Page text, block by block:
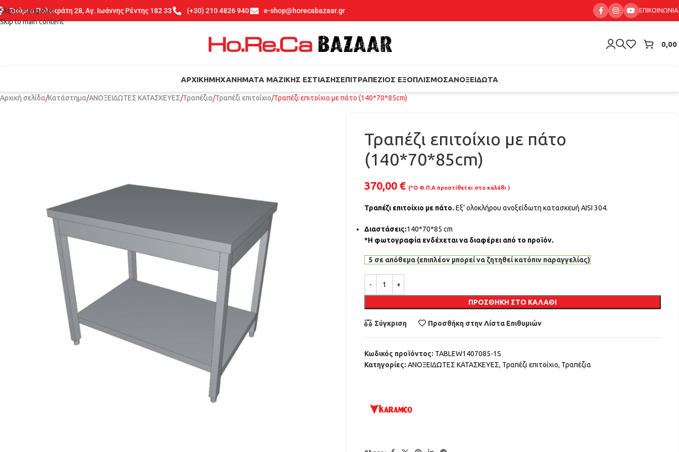
Skip to navigation
Skip to main content
Σπύρου Πολυκράτη 28, Αγ. Ιωάννης Ρέντης 182 33 (+30) 210 4826 940 e-shop@horecabazaar.gr ΕΠΙΚΟΙΝΩΝΊΑ
0,00
ΑΡΧΙΚΉΜΗΧΑΝΉΜΑΤΑ ΜΑΖΙΚΉΣ ΕΣΤΊΑΣΗΣΕΠΙΤΡΑΠΈΖΙΟΣ ΕΞΟΠΛΙΣΜΌΣΑΝΟΞΕΊΔΩΤΑ
Αρχική σελίδα Κατάστημα ΑΝΟΞΕΙΔΩΤΕΣ ΚΑΤΑΣΚΕΥΕΣ Τραπέζια Τραπέζι επιτοίχιο Τραπέζι επιτοίχιο με πάτο (140*70*85cm)
Τραπέζι επιτοίχιο με πάτο
(140*70*85cm)
370,00€ (*Ο Φ.Π.Α προστίθεται στο καλάθι )
Τραπέζι επιτοίχιο με πάτο. Εξ’ ολοκλήρου ανοξείδωτη κατασκευή AISI 304.
Διαστάσεις:140*70*85 cm
*Η φωτογραφία ενδέχεται να διαφέρει από το προϊόν.
5 σε απόθεμα (επιπλέον μπορεί να ζητηθεί κατόπιν παραγγελίας)
ΠΡΟΣΘΉΚΗ ΣΤΟ ΚΑΛΆΘΙ
Σύγκριση Προσθήκη στην Λίστα Επιθυμιών
Κωδικός προϊόντος: TABLEW1407085-1S
Κατηγορίες: ΑΝΟΞΕΙΔΩΤΕΣ ΚΑΤΑΣΚΕΥΕΣ, Τραπέζι επιτοίχιο, Τραπέζια